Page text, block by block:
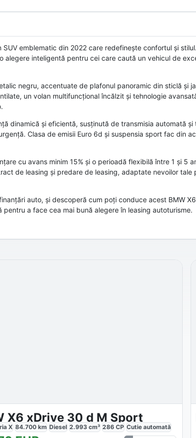
emblematic din 2022 care redefinește confortul și
alegere inteligentă pentru cei care caută un vehicul de
negru, accentuate de plafonul panoramic din sticlă și
un volan multifuncțional încălzit și tehnologie
dinamică și eficientă, susținută de transmisia automată și
Clasa de emisii Euro 6d și suspensia sport fac din
cu avans minim 15% și o perioadă flexibilă între 1 și 5
de leasing și predare de leasing, adaptate nevoilor tale
auto, și descoperă cum poți conduce acest BMW
a face cea mai bună alegere în leasing autoturisme.
X6 xDrive 30 d M Sport
X 84.700 km Diesel 2.993 cm³ 286 CP Cutieautomată